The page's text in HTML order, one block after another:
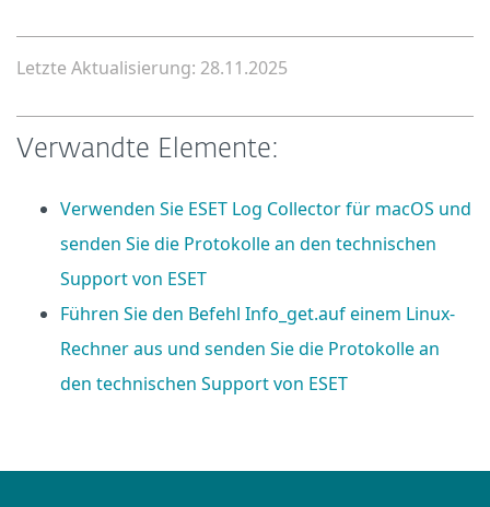
Letzte Aktualisierung: 28.11.2025
Verwandte Elemente:
Verwenden Sie ESET Log Collector für macOS und
senden Sie die Protokolle an den technischen
Support von ESET
Führen Sie den Befehl Info_get.auf einem Linux-
Rechner aus und senden Sie die Protokolle an
den technischen Support von ESET